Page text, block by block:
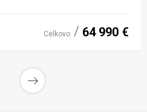
Celkovo 64 990 €